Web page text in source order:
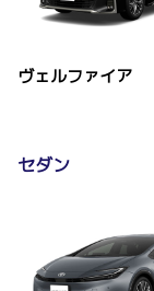
ヴェルファイア
セダン